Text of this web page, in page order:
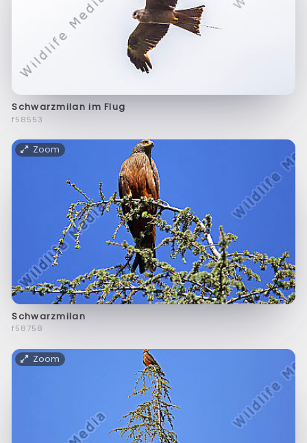
Schwarzmilan im Flug
f58553
Zoom
Schwarzmilan
f58758
Zoom